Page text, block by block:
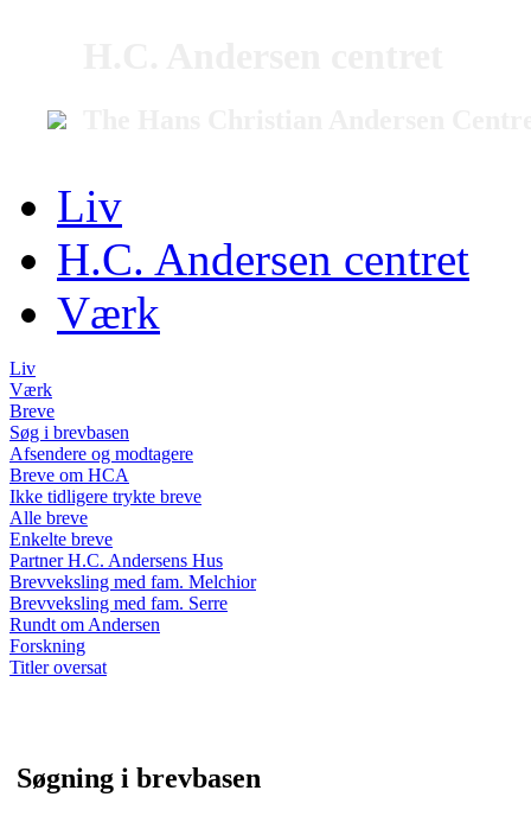
Liv
H.C. Andersen centret
Værk
Liv
Værk
Breve
Søg i brevbasen
Afsendere og modtagere
Breve om HCA
Ikke tidligere trykte breve
Alle breve
Enkelte breve
Partner H.C. Andersens Hus
Brevveksling med fam. Melchior
Brevveksling med fam. Serre
Rundt om Andersen
Forskning
Titler oversat
Søgning i brevbasen